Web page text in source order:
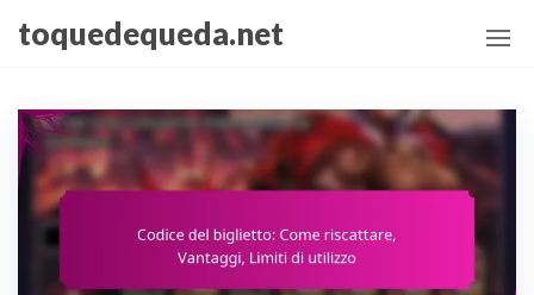
content
toquedequeda.net